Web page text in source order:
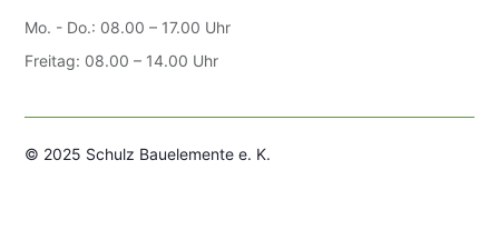
Mo. - Do.: 08.00 – 17.00 Uhr
Freitag: 08.00 – 14.00 Uhr
© 2025 Schulz Bauelemente e. K.